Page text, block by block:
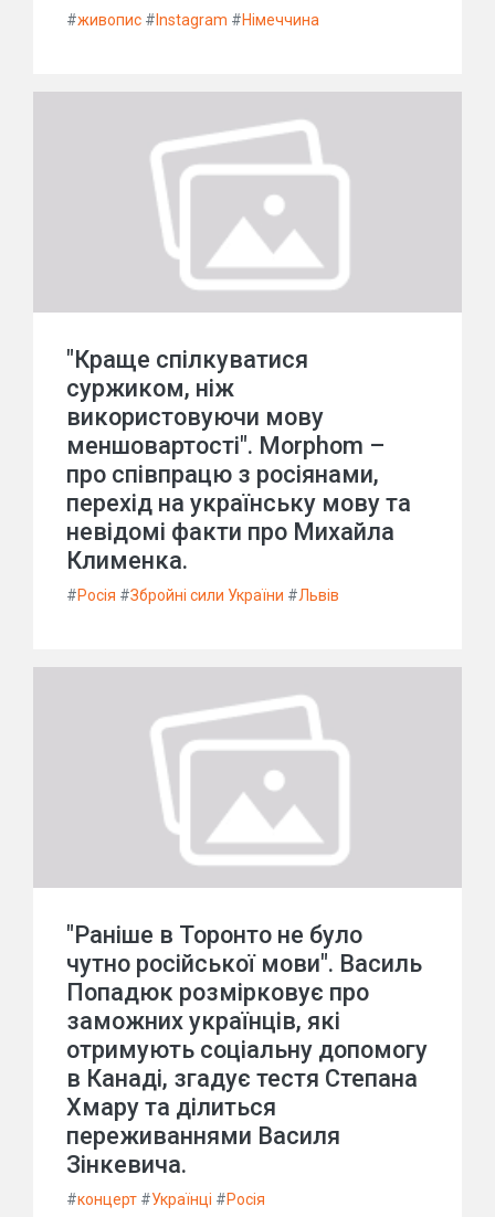
#живопис # Instagram #Німеччина
"Краще спілкуватися
суржиком, ніж
використовуючи мову
меншовартості". Morphom –
про співпрацю з росіянами,
перехід на українську мову та
невідомі факти про Михайла
Клименка.
#Росія #Збройні сили України #Львів
"Раніше в Торонто не було
чутно російської мови". Василь
Попадюк розмірковує про
заможних українців, які
отримують соціальну допомогу
в Канаді, згадує тестя Степана
Хмару та ділиться
переживаннями Василя
Зінкевича.
#концерт #Українці #Росія